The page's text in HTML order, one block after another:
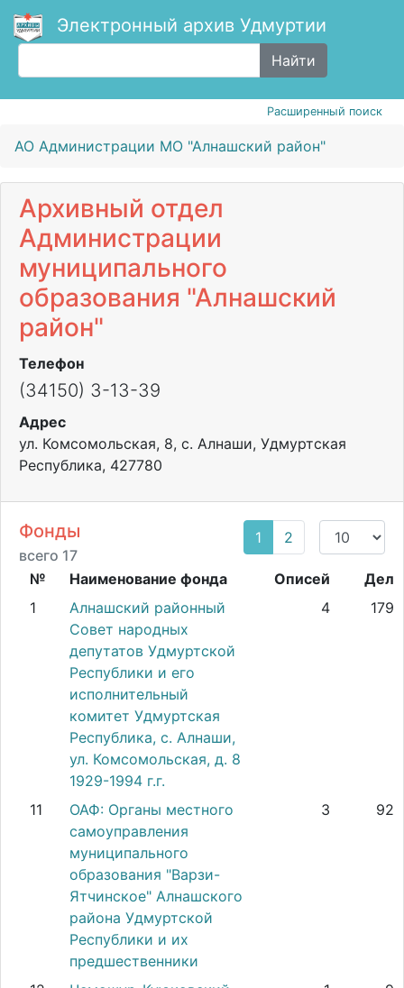
Электронный архив Удмуртии
Найти
Расширенный поиск
АО Администрации МО "Алнашский район"
Архивный отдел
Администрации
муниципального
образования "Алнашский
район"
Телефон
(34150) 3-13-39
Адрес
ул. Комсомольская, 8, с. Алнаши, Удмуртская
Республика, 427780
Фонды
всего 17
1 2
№ Наименование фонда Описей
Дел
1
Алнашский районный
Совет народных
депутатов Удмуртской
Республики и его
исполнительный
комитет Удмуртская
Республика, с. Алнаши,
ул. Комсомольская, д. 8
1929-1994 г.г.
4 179
11
ОАФ: Органы местного
самоуправления
муниципального
образования "Варзи-
Ятчинское" Алнашского
района Удмуртской
Республики и их
предшественники
3 92